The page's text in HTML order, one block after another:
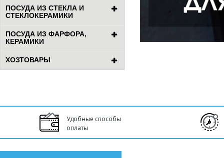
ПОСУДА ИЗ СТЕКЛА И
СТЕКЛОКЕРАМИКИ
ПОСУДА ИЗ ФАРФОРА,
КЕРАМИКИ
ХОЗТОВАРЫ
Удобные способы
оплаты